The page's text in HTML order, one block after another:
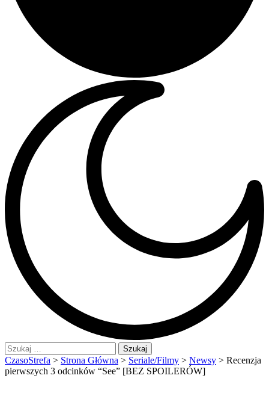
Szukaj:
CzasoStrefa > Strona Główna > Seriale/Filmy > Newsy > Recenzja
pierwszych 3 odcinków “See” [BEZ SPOILERÓW]